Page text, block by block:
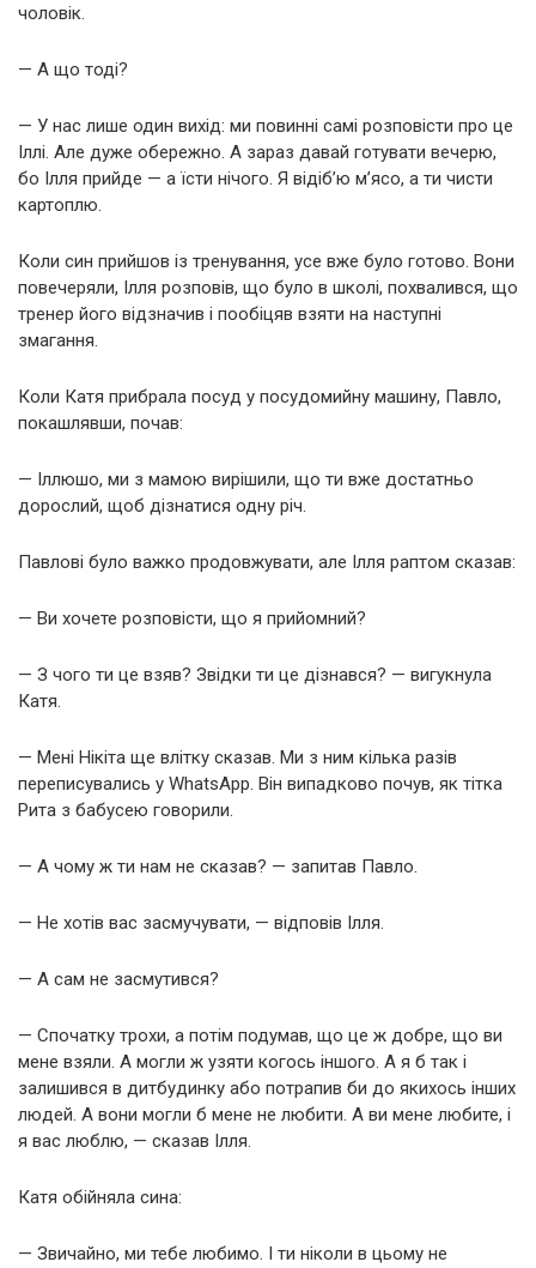
чоловік.
— А що тоді?
— У нас лише один вихід: ми повинні самі розповісти про це
Іллі. Але дуже обережно. А зараз давай готувати вечерю,
бо Ілля прийде — а їсти нічого. Я відіб’ю м’ясо, а ти чисти
картоплю.
Коли син прийшов із тренування, усе вже було готово. Вони
повечеряли, Ілля розповів, що було в школі, похвалився, що
тренер його відзначив і пообіцяв взяти на наступні
змагання.
Коли Катя прибрала посуд у посудомийну машину, Павло,
покашлявши, почав:
— Іллюшо, ми з мамою вирішили, що ти вже достатньо
дорослий, щоб дізнатися одну річ.
Павлові було важко продовжувати, але Ілля раптом сказав:
— Ви хочете розповісти, що я прийомний?
— З чого ти це взяв? Звідки ти це дізнався? — вигукнула
Катя.
— Мені Нікіта ще влітку сказав. Ми з ним кілька разів
переписувались у WhatsApp. Він випадково почув, як тітка
Рита з бабусею говорили.
— А чому ж ти нам не сказав? — запитав Павло.
— Не хотів вас засмучувати, — відповів Ілля.
— А сам не засмутився?
— Спочатку трохи, а потім подумав, що це ж добре, що ви
мене взяли. А могли ж узяти когось іншого. А я б так і
залишився в дитбудинку або потрапив би до якихось інших
людей. А вони могли б мене не любити. А ви мене любите, і
я вас люблю, — сказав Ілля.
Катя обійняла сина:
— Звичайно, ми тебе любимо. І ти ніколи в цьому не